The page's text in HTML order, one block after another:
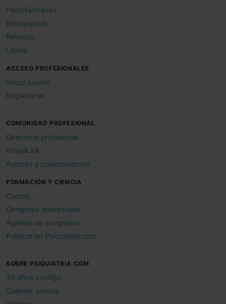
Psicofármacos
Bibliopsiquis
Revistas
Libros
ACCESO PROFESIONALES
Iniciar sesión
Registrarse
COMUNIDAD PROFESIONAL
Directorio profesional
PsiquiLink
Autores y colaboradores
FORMACIÓN Y CIENCIA
Cursos
Congreso Interpsiquis
Agenda de congresos
Publicar en Psiquiatria.com
SOBRE PSIQUIATRIA.COM
30 años contigo
Quiénes somos